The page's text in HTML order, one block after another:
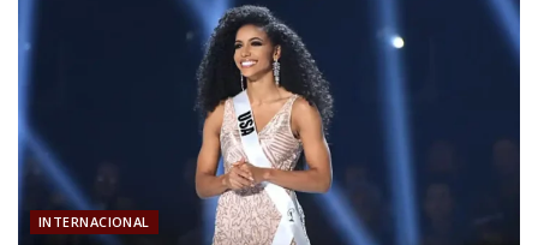
INTERNACIONAL